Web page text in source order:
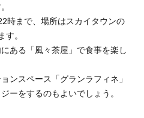
時まで、場所はスカイタウンの
。
ある「風々茶屋」で食事を楽し
ンスペース「グランラフィネ」
ーをするのもよいでしょう。